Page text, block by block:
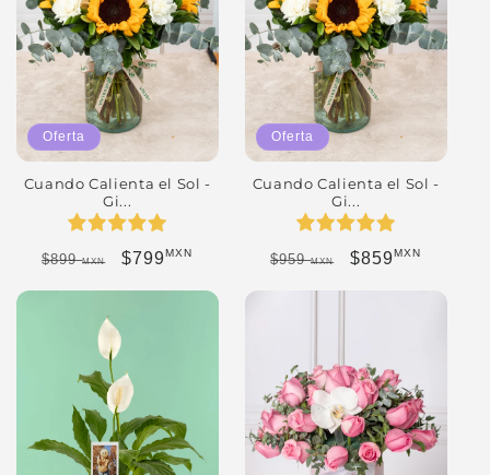
Oferta
Cuando Calienta el Sol -
Gi...
Precio habitual
$899MXN Precio de oferta
$799MXN
Oferta
Cuando Calienta el Sol -
Gi...
Precio habitual
$959MXN Precio de oferta
$859MXN